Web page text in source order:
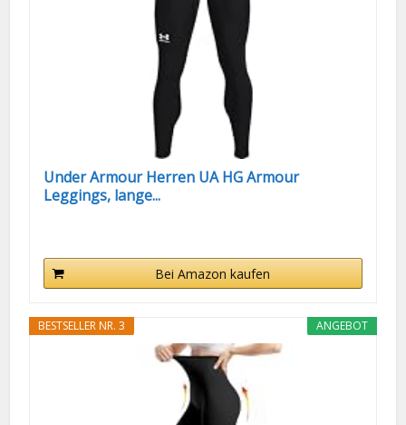
Under Armour Herren UA HG Armour
Leggings, lange...
Bei Amazon kaufen
ANGEBOT
BESTSELLER NR. 3